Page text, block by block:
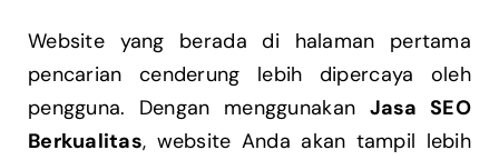
Website yang berada di halaman pertama
pencarian cenderung lebih dipercaya oleh
pengguna. Dengan menggunakan Jasa SEO
Berkualitas, website Anda akan tampil lebih